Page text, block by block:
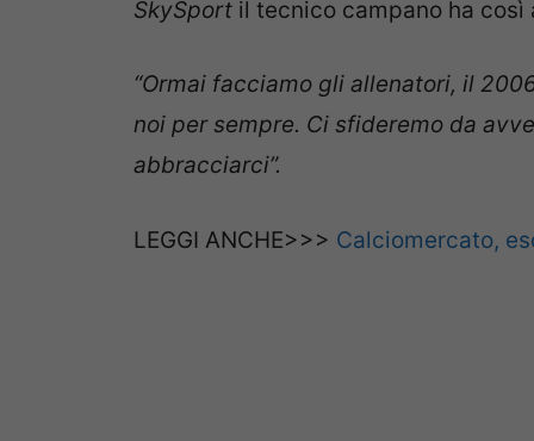
SkySport il tecnico campano ha così
“Ormai facciamo gli allenatori, il
noi per sempre. Ci sfideremo da
abbracciarci”.
LEGGI ANCHE>>> Calciomercato,